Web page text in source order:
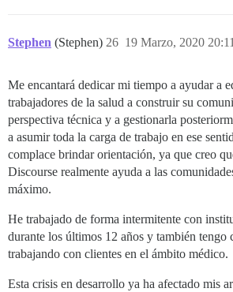
Stephen (Stephen) 19 Marzo, 2020 20:11
26
Me encantará dedicar mi tiempo a ayudar a
trabajadores de la salud a construir su
perspectiva técnica y a gestionarla
a asumir toda la carga de trabajo en ese
complace brindar orientación, ya que creo
Discourse realmente ayuda a las
máximo.
He trabajado de forma intermitente con
durante los últimos 12 años y también tengo
trabajando con clientes en el ámbito médico.
Esta crisis en desarrollo ya ha afectado mis